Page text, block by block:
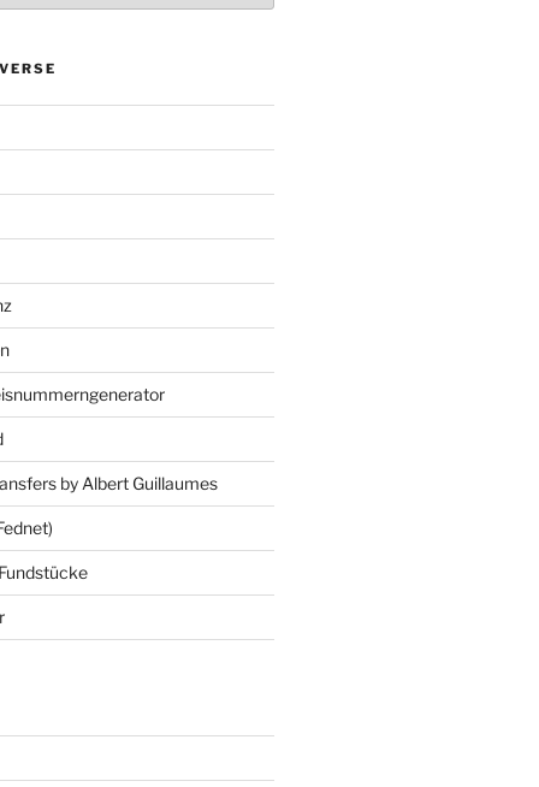
by Albert Guillaumes